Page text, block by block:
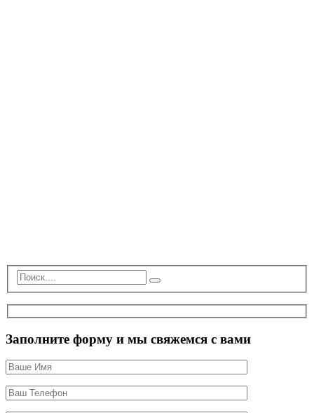
Заполните форму и мы свяжемся с вами